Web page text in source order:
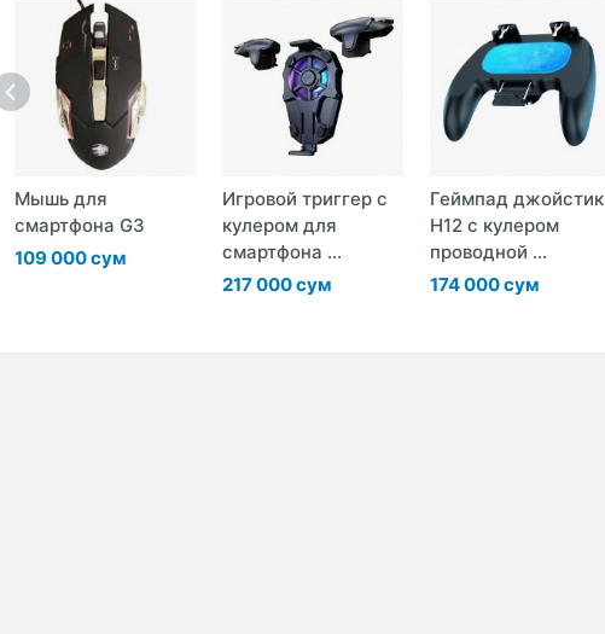
Мышь для
смартфона G3
109 000 сум
Игровой триггер с
кулером для
смартфона ...
217 000 сум
Геймпад джойстик
H12 c кулером
проводной ...
174 000 сум